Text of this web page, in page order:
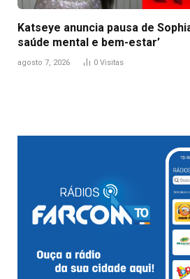
Katseye anuncia pausa de
saúde mental e bem-estar’
agosto 7, 2026 0 Visitas